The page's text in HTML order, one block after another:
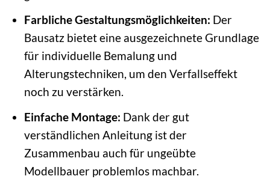
Farbliche Gestaltungsmöglichkeiten: Der
Bausatz bietet eine ausgezeichnete Grundlage
für individuelle Bemalung und
Alterungstechniken, um den Verfallseffekt
noch zu verstärken.
Einfache Montage: Dank der gut
verständlichen Anleitung ist der
Zusammenbau auch für ungeübte
Modellbauer problemlos machbar.